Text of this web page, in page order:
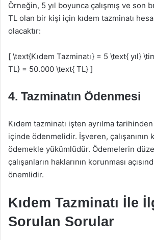
Örneğin, 5 yıl boyunca çalışmış ve son
TL olan bir kişi için kıdem tazminatı
olacaktır:
[ \text{Kıdem Tazminatı} = 5 \text{ yıl}
TL} = 50.000 \text{ TL} ]
4. Tazminatın Ödenmesi
Kıdem tazminatı işten ayrılma
içinde ödenmelidir. İşveren, çalışanının
ödemekle yükümlüdür. Ödemelerin
çalışanların haklarının korunması
önemlidir.
Kıdem Tazminatı İle
Sorulan Sorular